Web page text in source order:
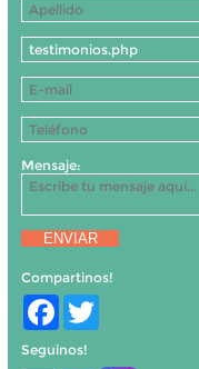
Mensaje:
ENVIAR
Compartinos!
Facebook
Seguinos!